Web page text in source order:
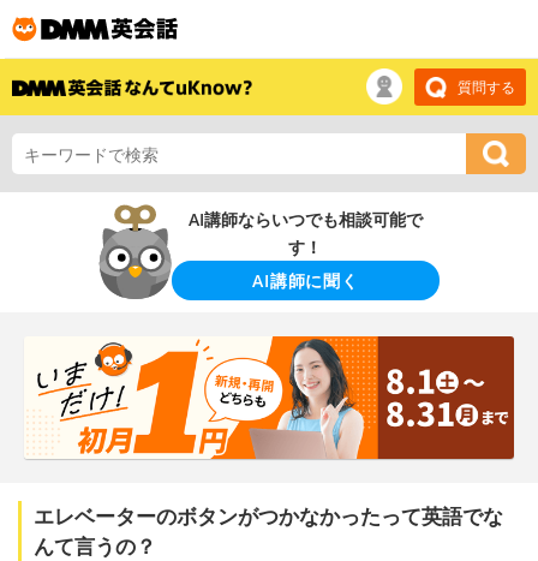
質問する
AI講師ならいつでも相談可能で
す！
AI講師に聞く
エレベーターのボタンがつかなかったって英語でな
んて言うの？